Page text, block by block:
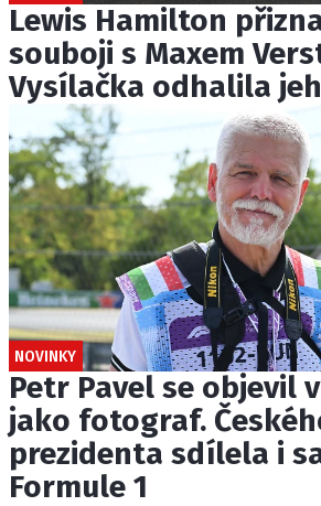
Lewis Hamilton
souboji s Maxem
Vysílačka odhalila
NOVINKY
Petr Pavel se objevil
jako fotograf.
prezidenta sdílela i
Formule 1